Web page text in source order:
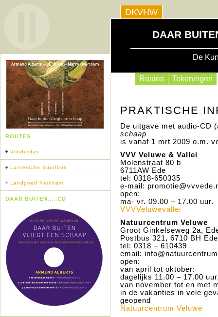
ROUTES
Vlinderdas
Luntersche Buurtbos
Landgoed Kernhem
DAAR BUITEN.....CD
DKVHW
DAAR
De
Routes Tekeningen
PRAKTISCHE
De uitgave met audio-CD
schaap
is vanaf 1 mrt 2009 o.m.
VVV Veluwe & Vallei
Molenstraat 80 b
6711AW Ede
tel: 0318-650335
e-mail:
open:
ma- vr. 09.00 – 17.00 uur.
VVVVeluwevallei
Natuurcentrum Veluwe
Groot Ginkelseweg 2a,
Postbus 321, 6710 BH
tel: 0318 – 610439
email:
open:
van april tot oktober:
dagelijks 11.00 – 17.00
van november tot en met
in de vakanties in vele
geopend
Natuurcentrum Veluwe